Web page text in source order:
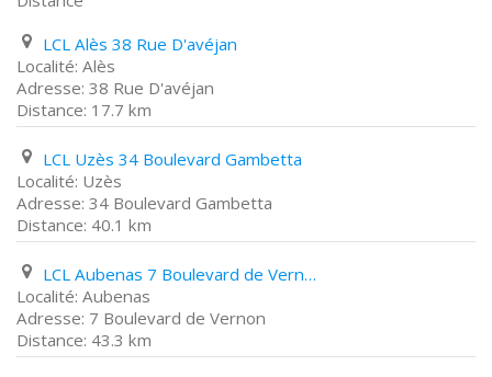
LCL Alès 38 Rue D'avéjan
Alès
38 Rue D'avéjan
17.7 km
LCL Uzès 34 Boulevard Gambetta
Uzès
34 Boulevard Gambetta
40.1 km
LCL Aubenas 7 Boulevard de Vernon
Aubenas
7 Boulevard de Vernon
43.3 km